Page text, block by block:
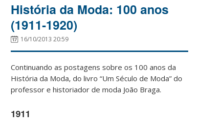
História da Moda: 100 anos
(1911-1920)
16/10/2013 20:59
Continuando as postagens sobre os 100 anos da
História da Moda, do livro “Um Século de Moda” do
professor e historiador de moda João Braga.
1911